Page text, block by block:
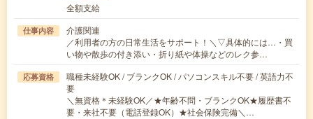
全額支給
仕事内容
介護関連
／利用者の方の日常生活をサポート！＼▽具体的には…・買
い物や散歩の付き添い・折り紙や体操などのレク参…
応募資格
職種未経験OK / ブランクOK / パソコンスキル不要 / 英語力不
要
＼無資格＊未経験OK／★年齢不問・ブランクOK★履歴書不
要・来社不要（電話登録OK）★社会保険完備＼…